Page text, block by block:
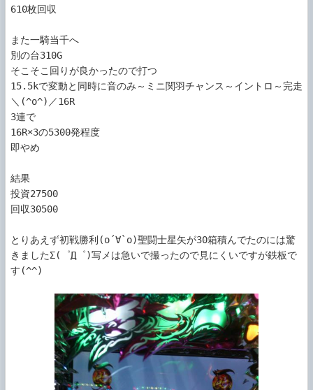
610枚回収
また一騎当千へ
別の台310G
そこそこ回りが良かったので打つ
15.5kで変動と同時に音のみ～ミニ関羽チャンス～イントロ～完走
＼(^o^)／16R
3連で
16R×3の5300発程度
即やめ
結果
投資27500
回収30500
とりあえず初戦勝利(о´∀`о)聖闘士星矢が30箱積んでたのには驚
きましたΣ(゜Д゜)写メは急いで撮ったので見にくいですが鉄板で
す(^^)